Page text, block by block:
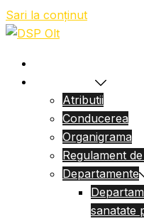
Sari la conținut
Atributii
Conducerea
Organigrama
Regulament
Departamente
sanatate